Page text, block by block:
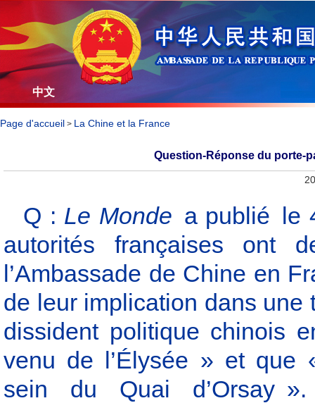
中文
Page d'accueil > La Chine et la France
Question-Réponse du porte-
Q : Le Monde a publié le
autorités françaises ont
l’Ambassade de Chine en
de leur implication dans une
dissident politique chinois
venu de l’Élysée » et que
sein du Quai d’Orsay